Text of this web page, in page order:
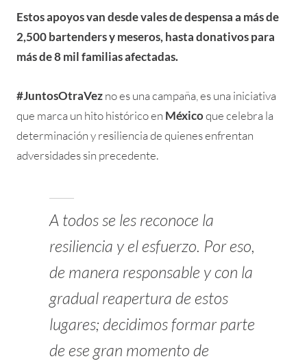
Estos apoyos van desde vales de despensa a más de
2,500 bartenders y meseros, hasta donativos para
más de 8 mil familias afectadas.
#JuntosOtraVezno es una campaña, es una iniciativa
que marca un hito histórico en Méxicoque celebra la
determinación y resiliencia de quienes enfrentan
adversidades sin precedente.
A todos se les reconoce la
resiliencia y el esfuerzo. Por eso,
de manera responsable y con la
gradual reapertura de estos
lugares; decidimos formar parte
de ese gran momento de